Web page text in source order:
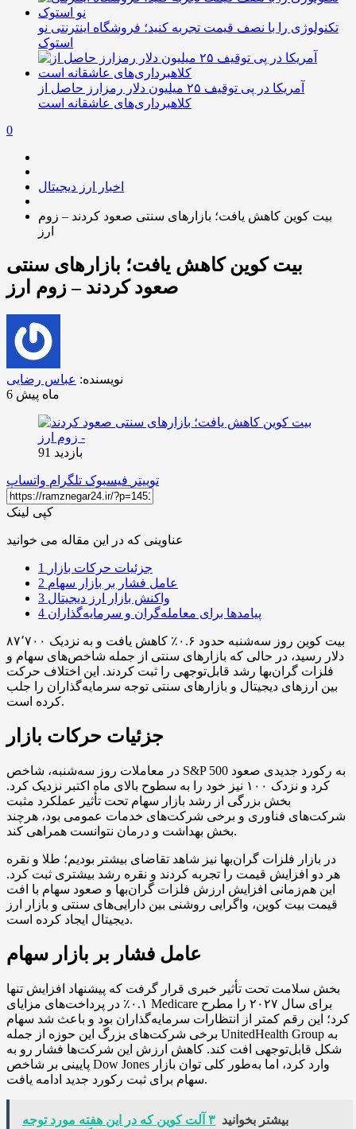
تکنولوژی را با نصف قیمت تجربه کنید؛ فروشگاه اینترنتی نو
استوک
آمریکا در پی توقیف ۲۵ میلیون دلار رمزارز حاصل از
کلاهبرداری‌های عاشقانه است
0
اخبار ارز دیجیتال
بیت کوین کاهش یافت؛ بازارهای سنتی صعود کردند – زوم
ارز
بیت کوین کاهش یافت؛ بازارهای سنتی
صعود کردند – زوم ارز
نویسنده: عباس رضایی
6 ماه پیش
بازدید 91
توییتر فیسبوک تلگرام واتساپ
کپی لینک
عناوینی که در این مقاله می خوانید
1
جزئیات حرکات بازار
2 عامل فشار بر بازار سهام
3 واکنش بازار ارز دیجیتال
4 پیامدها برای معامله‌گران و سرمایه‌گذاران
بیت کوین روز سه‌شنبه حدود ۰.۶٪ کاهش یافت و به نزدیک ۸۷٬۷۰۰
دلار رسید، در حالی که بازارهای سنتی از جمله شاخص‌های سهام و
فلزات گران‌بها رشد قابل‌توجهی را ثبت کردند. این اختلاف حرکت
بین ارزهای دیجیتال و بازارهای سنتی توجه سرمایه‌گذاران را جلب
کرده است.
جزئیات حرکات بازار
در معاملات روز سه‌شنبه، شاخص S&P 500 به رکورد جدیدی صعود
کرد و نزدک ۱۰۰ نیز خود را به سطوح بالای ماه اکتبر نزدیک کرد.
بخش بزرگی از رشد بازار سهام تحت تأثیر عملکرد مثبت
شرکت‌های فناوری و برخی شرکت‌های خدمات عمومی بود، هرچند
بخش بهداشت و درمان نتوانست همراهی کند.
در بازار فلزات گران‌بها نیز شاهد تقاضای بیشتر بودیم؛ طلا و نقره
هر دو افزایش قیمت را تجربه کردند و نقره رشد بیشتری ثبت کرد.
این هم‌زمانی افزایش ارزش فلزات گران‌بها و صعود سهام با افت
قیمت بیت کوین، واگرایی روشنی بین دارایی‌های سنتی و بازار ارز
دیجیتال ایجاد کرده است.
عامل فشار بر بازار سهام
بخش سلامت تحت تأثیر خبری قرار گرفت که پیشنهاد افزایش تنها
۰.۱٪ در پرداخت‌های مزایای Medicare برای سال ۲۰۲۷ را مطرح
کرد؛ این رقم کمتر از انتظارات سرمایه‌گذاران بود و باعث شد سهام
برخی شرکت‌های بزرگ این حوزه از جمله UnitedHealth Group به
شکل قابل‌توجهی افت کند. کاهش ارزش این شرکت‌ها فشار رو به
پایینی بر شاخص Dow Jones وارد کرد، اما به‌طور کلی توان بازار
سهام برای ثبت رکورد جدید ادامه یافت.
بیشتر بخوانید
۳ آلت کوین که در این هفته مورد توجه